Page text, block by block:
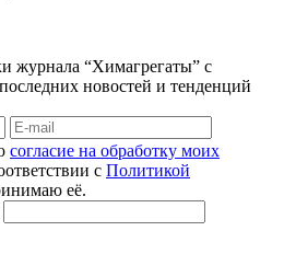
журнала “Химагрегаты” с
новостей и тенденций
согласие на обработку моих
с Политикой
её.